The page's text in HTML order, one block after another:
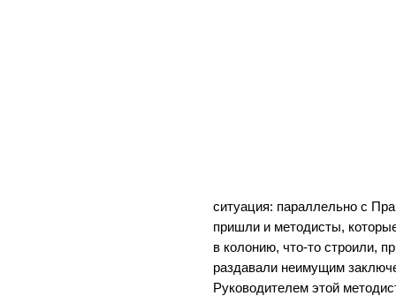
ситуация: параллельно с
пришли и методисты,
в колонию, что-то строили,
раздавали неимущим
Руководителем этой